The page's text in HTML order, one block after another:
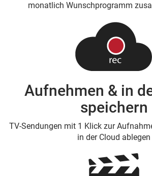
monatlich Wunschprogramm
Aufnehmen & in
speichern
TV-Sendungen mit 1 Klick zur
in der Cloud ablegen